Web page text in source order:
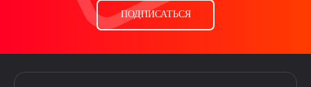
ПОДПИСАТЬСЯ